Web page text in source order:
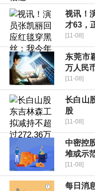
视讯！
才63，
[11-08]
东莞市
万人民
[11-08]
长白山
股
[11-08]
中密控
堆或示
[11-08]
每日消